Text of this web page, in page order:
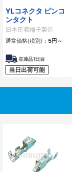
YLコネクタ ピンコ
ンタクト
日本圧着端子製造
通常価格(税別)： 5円 ～
在庫品1日目
当日出荷可能